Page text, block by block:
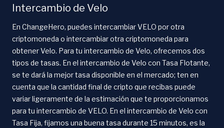
Intercambio de Velo
En ChangeHero, puedes intercambiar VELO por otra
criptomoneda o intercambiar otra criptomoneda para
obtener Velo. Para tu intercambio de Velo, ofrecemos dos
tipos de tasas. En el intercambio de Velo con Tasa Flotante,
se te dará la mejor tasa disponible en el mercado; ten en
cuenta que la cantidad final de cripto que recibas puede
variar ligeramente de la estimación que te proporcionamos
para tu intercambio de VELO. En el intercambio de Velo con
Tasa Fija, fijamos una buena tasa durante 15 minutos, es la